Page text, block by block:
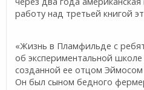
работу над третьей книгой
«Жизнь в Пламфильде с
об экспериментальной
созданной ее отцом
Он был сыном бедного